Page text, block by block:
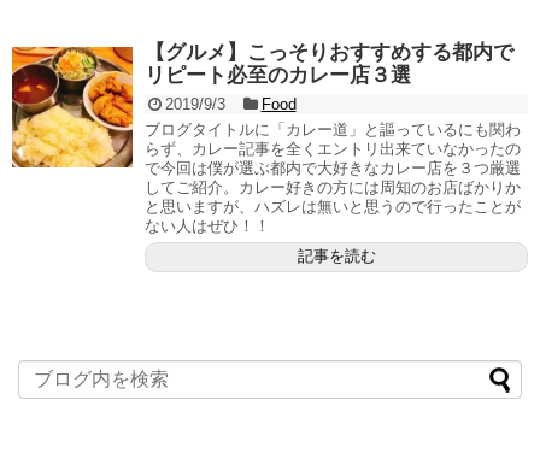
【グルメ】こっそりおすすめする都内で
リピート必至のカレー店３選
2019/9/3
Food
ブログタイトルに「カレー道」と謳っているにも関わ
らず、カレー記事を全くエントリ出来ていなかったの
で今回は僕が選ぶ都内で大好きなカレー店を３つ厳選
してご紹介。カレー好きの方には周知のお店ばかりか
と思いますが、ハズレは無いと思うので行ったことが
ない人はぜひ！！
記事を読む